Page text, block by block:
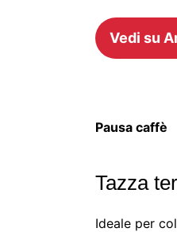
Vedi su
Pausa caffè
Tazza
Ideale per